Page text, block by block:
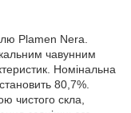
Plamen Nera.
чавунним
Номінальна
80,7%.
чистого скла,